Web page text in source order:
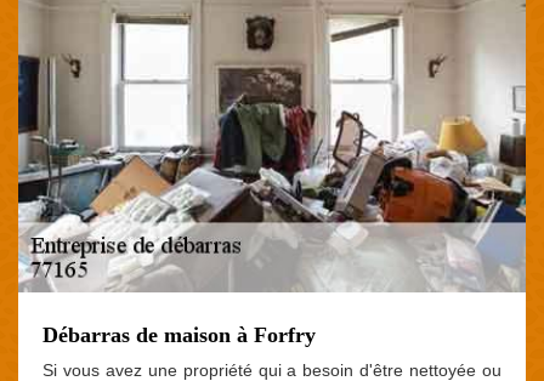
Débarras de maison à Forfry
Si vous avez une propriété qui a besoin d'être nettoyée ou